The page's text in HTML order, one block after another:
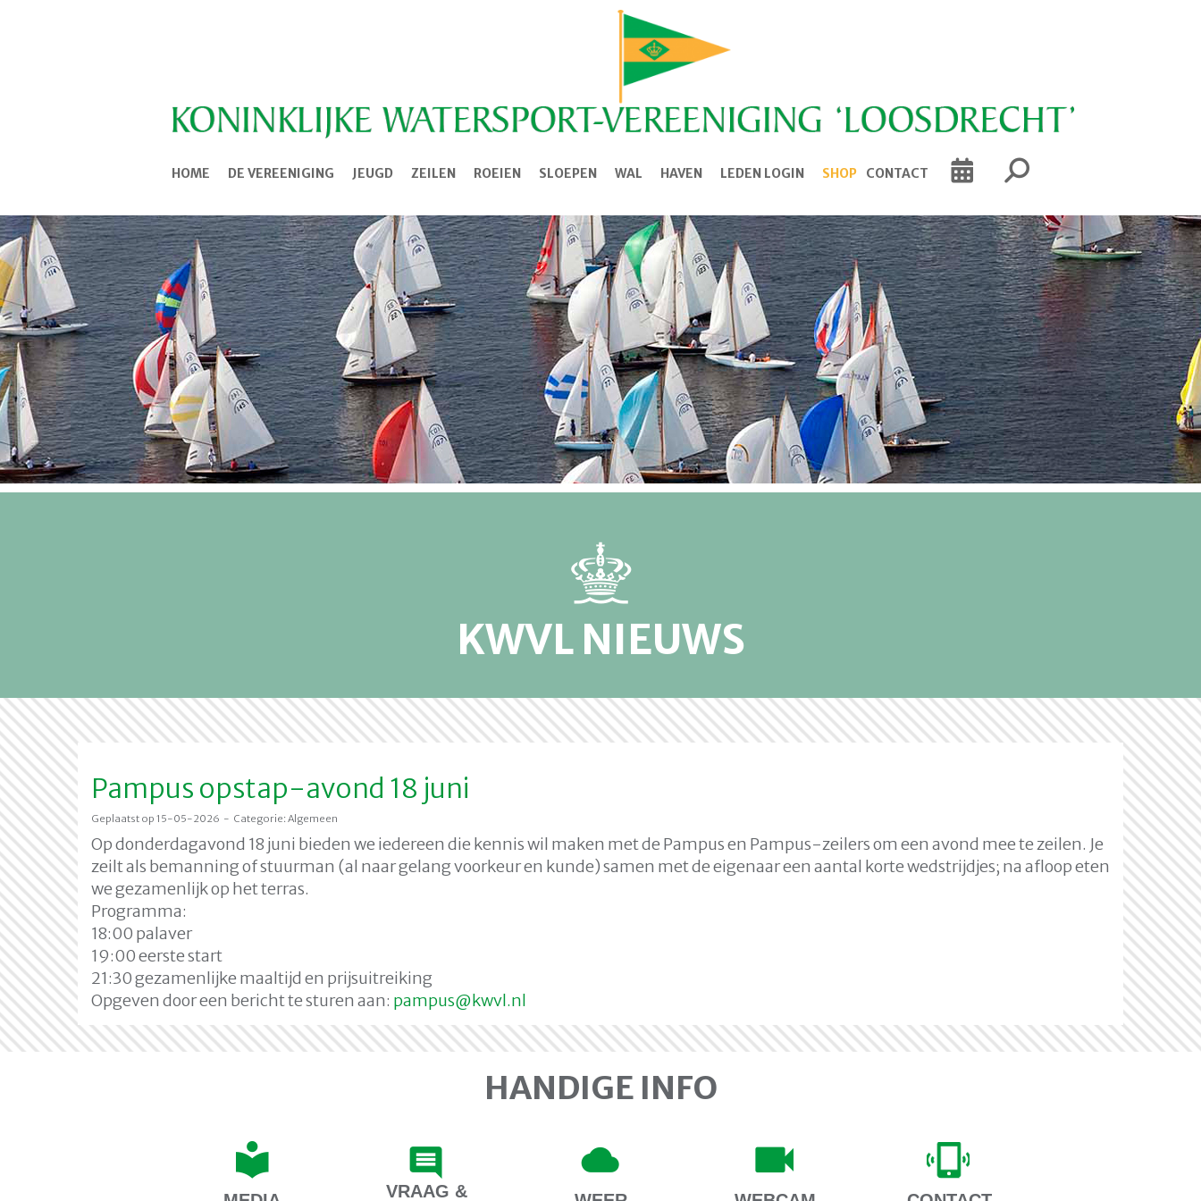
HOME DE VEREENIGING JEUGD ZEILEN ROEIEN SLOEPEN WAL HAVEN LEDEN LOGIN SHOP CONTACT
KWVL NIEUWS
Pampus opstap-avond 18 juni
Geplaatst op 15-05-2026 - Categorie: Algemeen
Op donderdagavond 18 juni bieden we iedereen die kennis wil maken met de Pampus en Pampus-zeilers om een avond mee te zeilen. Je
zeilt als bemanning of stuurman (al naar gelang voorkeur en kunde) samen met de eigenaar een aantal korte wedstrijdjes; na afloop eten
we gezamenlijk op het terras.
Programma:
18:00 palaver
19:00 eerste start
21:30 gezamenlijke maaltijd en prijsuitreiking
Opgeven door een bericht te sturen aan: supmap@kwvl.nl
HANDIGE INFO
VRAAG &